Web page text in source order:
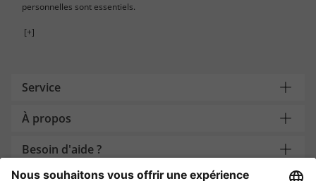
personnelles sont essentiels.
[+]
Service
À propos
Besoin d'aide ?